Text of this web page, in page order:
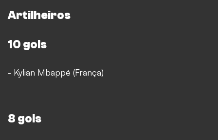
Artilheiros
10 gols
- Kylian Mbappé (França)
8 gols